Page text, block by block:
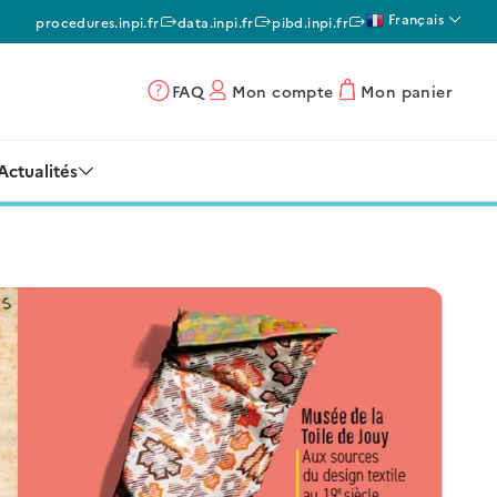
procedures.inpi.fr data.inpi.fr pibd.inpi.fr Français
FAQ Mon compte Mon panier